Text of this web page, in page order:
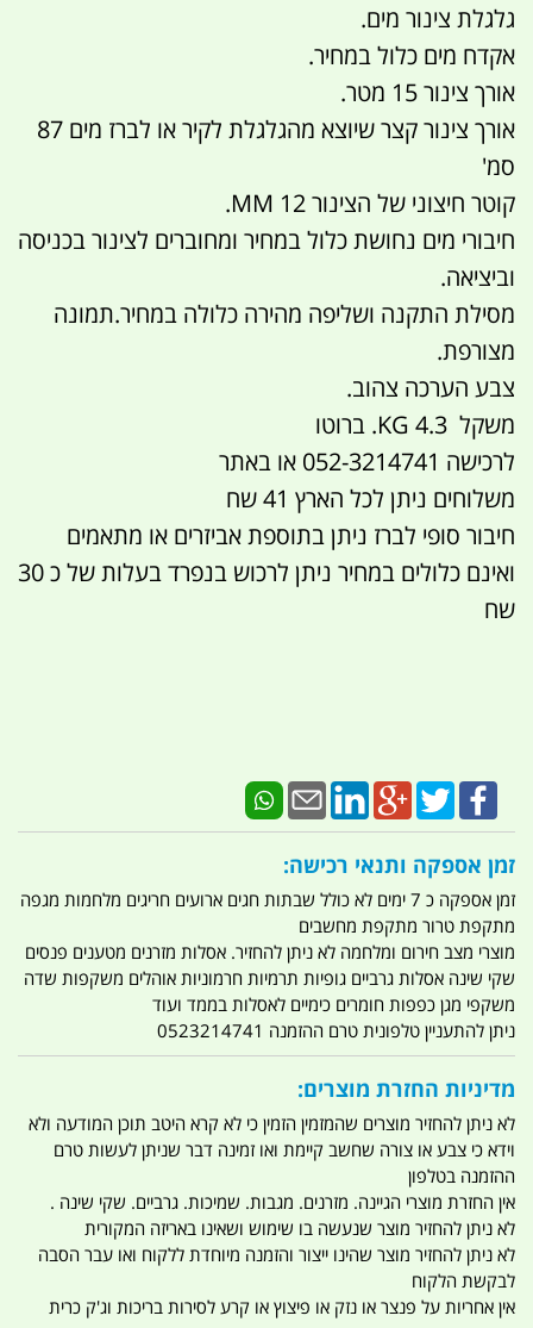
גלגלת צינור מים.
אקדח מים כלול במחיר.
אורך צינור 15 מטר.
אורך צינור קצר שיוצא מהגלגלת לקיר או לברז מים 87
סמ'
קוטר חיצוני של הצינור 12 MM.
חיבורי מים נחושת כלול במחיר ומחוברים לצינור בכניסה
וביציאה.
מסילת התקנה ושליפה מהירה כלולה במחיר.תמונה
מצורפת.
צבע הערכה צהוב.
משקל 4.3 KG. ברוטו
לרכישה 052-3214741 או באתר
משלוחים ניתן לכל הארץ 41 שח
חיבור סופי לברז ניתן בתוספת אביזרים או מתאמים
ואינם כלולים במחיר ניתן לרכוש בנפרד בעלות של כ 30
שח
זמן אספקה ותנאי רכישה:
זמן אספקה כ 7 ימים לא כולל שבתות חגים ארועים חריגים מלחמות מגפה
מתקפת טרור מתקפת מחשבים
מוצרי מצב חירום ומלחמה לא ניתן להחזיר. אסלות מזרנים מטענים פנסים
שקי שינה אסלות גרביים גופיות תרמיות חרמוניות אוהלים משקפות שדה
משקפי מגן כפפות חומרים כימיים לאסלות בממד ועוד
ניתן להתעניין טלפונית טרם ההזמנה 0523214741
מדיניות החזרת מוצרים:
לא ניתן להחזיר מוצרים שהמזמין הזמין כי לא קרא היטב תוכן המודעה ולא
וידא כי צבע או צורה שחשב קיימת ואו זמינה דבר שניתן לעשות טרם
ההזמנה בטלפון
אין החזרת מוצרי הגיינה. מזרנים. מגבות. שמיכות. גרביים. שקי שינה .
לא ניתן להחזיר מוצר שנעשה בו שימוש ושאינו באריזה המקורית
לא ניתן להחזיר מוצר שהינו ייצור והזמנה מיוחדת ללקוח ואו עבר הסבה
לבקשת הלקוח
אין אחריות על פנצר או נזק או פיצוץ או קרע לסירות בריכות וג'ק כרית